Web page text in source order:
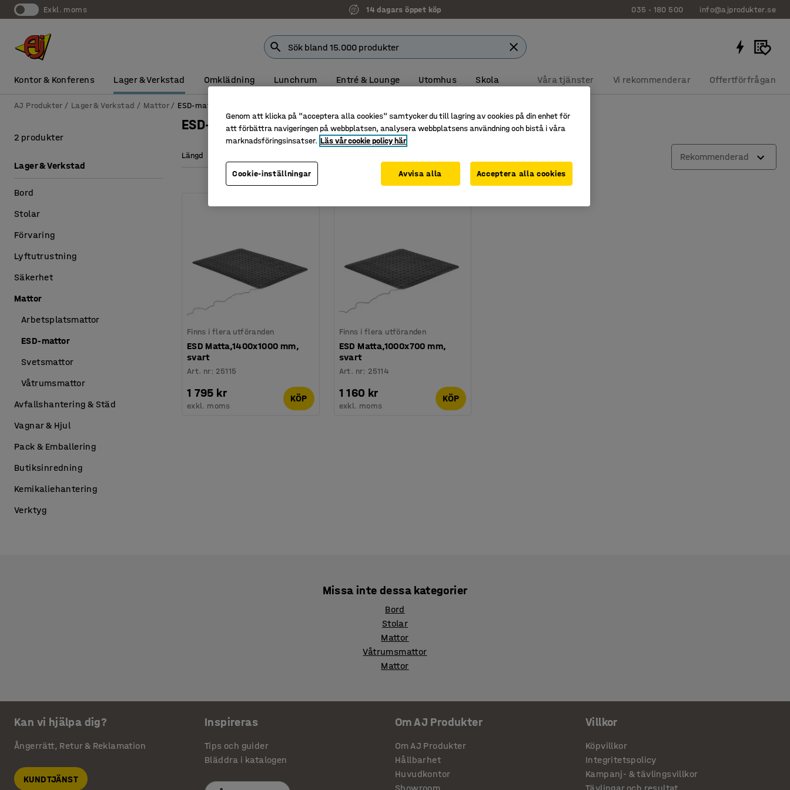
exkl. moms 14 dagars öppet köp 035 - 180 500 info@ajprodukter.se
Kontor & Konferens Lager & Verkstad Omklädning Lunchrum Entré & Lounge Utomhus Skola Våra tjänster Vi rekommenderar Offertförfrågan
AJ Produkter Lager & Verkstad Mattor ESD-mattor
ESD-mattor
Längd Rekommenderad
Finns i flera utföranden
ESD Matta,1400x1000 mm,
svart
Art. nr: 25115
1 795 kr
exkl. moms
KÖP
Finns i flera utföranden
ESD Matta,1000x700 mm,
svart
Art. nr: 25114
1 160 kr
exkl. moms
KÖP
2 produkter
Lager & Verkstad
Bord
Stolar
Förvaring
Lyftutrustning
Säkerhet
Mattor
Arbetsplatsmattor
ESD-mattor
Svetsmattor
Våtrumsmattor
Avfallshantering & Städ
Vagnar & Hjul
Pack & Emballering
Butiksinredning
Kemikaliehantering
Verktyg
Missa inte dessa kategorier
Bord
Stolar
Mattor
Våtrumsmattor
Mattor
Kan vi hjälpa dig?
Ångerrätt, Retur & Reklamation
KUNDTJÄNST
Inspireras
Tips och guider
Bläddra i katalogen
Om AJ Produkter
Om AJ Produkter
Hållbarhet
Huvudkontor
Villkor
Köpvillkor
Integritetspolicy
Kampanj- & tävlingsvillkor
Genom att klicka på "acceptera alla cookies" samtycker du till lagring av cookies på din enhet för
att förbättra navigeringen på webbplatsen, analysera webbplatsens användning och bistå i våra
marknadsföringsinsatser. Läs vår cookie policy här
Cookie-inställningar Avvisa alla Acceptera alla cookies